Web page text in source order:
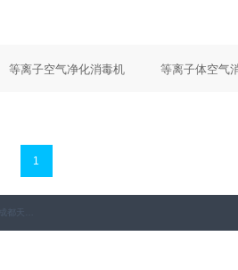
等离子空气净化消毒机 等离子体空气
1